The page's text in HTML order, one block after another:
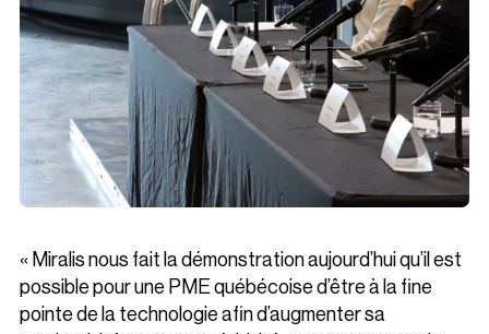
« Miralis nous fait la démonstration aujourd’hui qu’il est
possible pour une PME québécoise d’être à la fine
pointe de la technologie afin d’augmenter sa